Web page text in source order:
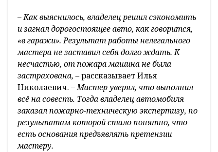
– Как выяснилось, владелец решил сэкономить
и загнал дорогостоящее авто, как говорится,
«в гаражи». Результат работы нелегального
мастера не заставил себя долго ждать. К
несчастью, от пожара машина не была
застрахована, – рассказывает Илья
Николаевич. – Мастер уверял, что выполнил
всё на совесть. Тогда владелец автомобиля
заказал пожарно-техническую экспертизу, по
результатам которой стало понятно, что
есть основания предъявлять претензии
мастеру.